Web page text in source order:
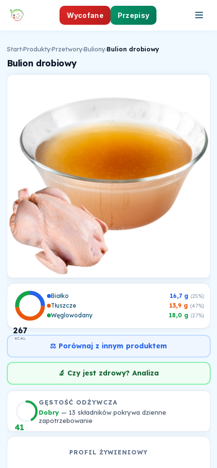
Wycofane Przepisy
Start›Produkty›Przetwory›Buliony›Bulion drobiowy
Bulion drobiowy
267
KCAL
Białko 16,7 g (25%)
Tłuszcze 13,9 g (47%)
Węglowodany 18,0 g (27%)
⚖️ Porównaj z innym produktem
🔬 Czy jest zdrowy? Analiza
41
GĘSTOŚĆ ODŻYWCZA
Dobry— 13 składników pokrywa dzienne
zapotrzebowanie
PROFIL ŻYWIENIOWY